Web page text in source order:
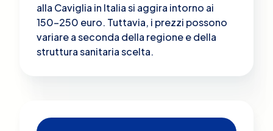
alla Caviglia in Italia si aggira intorno ai
150-250 euro. Tuttavia, i prezzi possono
variare a seconda della regione e della
struttura sanitaria scelta.